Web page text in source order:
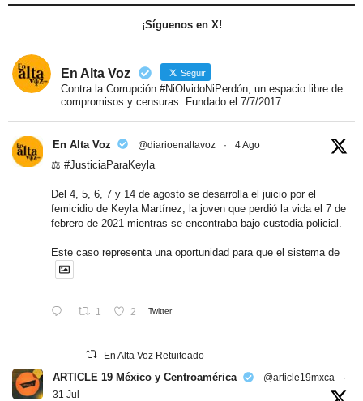
¡Síguenos en X!
En Alta Voz Seguir
Contra la Corrupción #NiOlvidoNiPerdón, un espacio libre de
compromisos y censuras. Fundado el 7/7/2017.
En Alta Voz @diarioenaltavoz · 4 Ago
⚖️ #JusticiaParaKeyla
Del 4, 5, 6, 7 y 14 de agosto se desarrolla el juicio por el
femicidio de Keyla Martínez, la joven que perdió la vida el 7 de
febrero de 2021 mientras se encontraba bajo custodia policial.
Este caso representa una oportunidad para que el sistema de
1 2 Twitter
En Alta Voz Retuiteado
ARTICLE 19 México y Centroamérica @article19mxca
·
31 Jul